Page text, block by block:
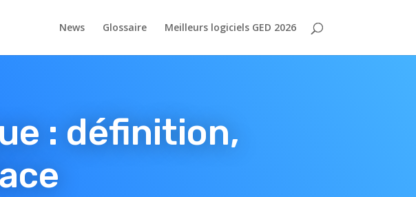
News Glossaire Meilleurs logiciels GED 2026
: définition,